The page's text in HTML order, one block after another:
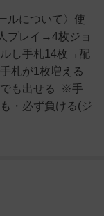
ルについて〉使
プレイ→4枚ジョ
し手札14枚→配
札が1枚増える
でも出せる ※手
・必ず負ける(ジ